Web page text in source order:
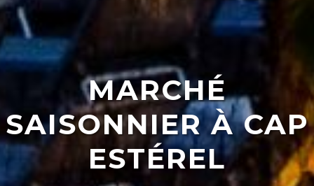
MARCHÉ
SAISONNIER À CAP
ESTÉREL